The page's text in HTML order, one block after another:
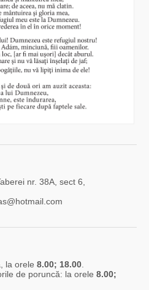
nr. 38A, sect 6,
la orele 8.00; 18.00.
de poruncă: la orele 8.00;